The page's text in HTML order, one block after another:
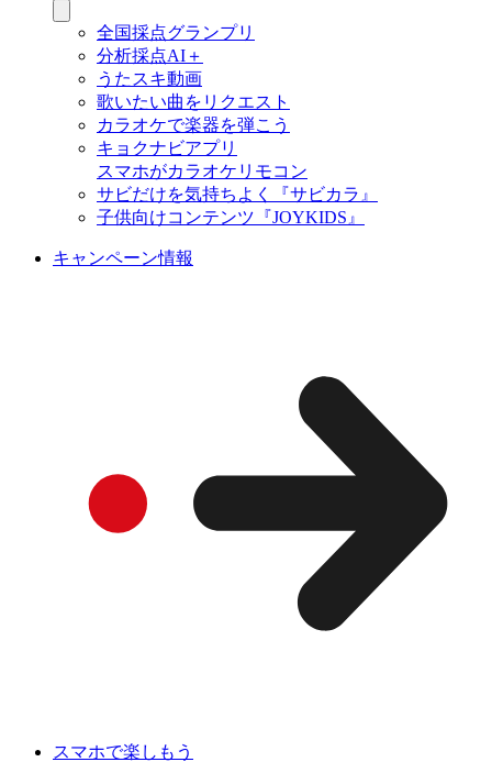
全国採点グランプリ
分析採点AI＋
うたスキ動画
歌いたい曲をリクエスト
カラオケで楽器を弾こう
キョクナビアプリ
スマホがカラオケリモコン
サビだけを気持ちよく『サビカラ』
子供向けコンテンツ『JOYKIDS』
キャンペーン情報
スマホで楽しもう